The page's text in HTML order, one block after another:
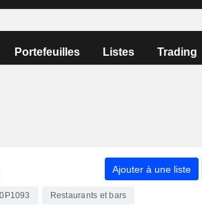
Portefeuilles Listes Trading
Ajouter à une liste
Restaurants et bars